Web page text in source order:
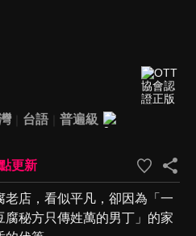
台語
普遍級
更新
店，看似平凡，卻因為「一
秘方只傳姓萬的男丁」的家